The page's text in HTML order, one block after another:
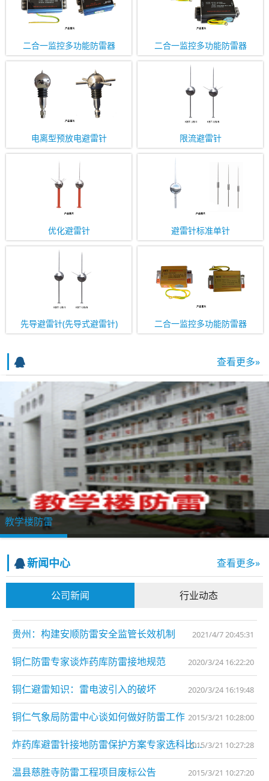
二合一监控多功能防雷器 二合一监控多功能防雷器
电离型预放电避雷针 限流避雷针
优化避雷针 避雷针标准单针
先导避雷针(先导式避雷针) 二合一监控多功能防雷器
查看更多»
教学楼防雷
新闻中心 查看更多»
公司新闻 行业动态
贵州：构建安顺防雷安全监管长效机制 2021/4/7 20:45:31
铜仁防雷专家谈炸药库防雷接地规范 2020/3/24 16:22:20
铜仁避雷知识：雷电波引入的破坏 2020/3/24 16:19:48
铜仁气象局防雷中心谈如何做好防雷工作 2015/3/21 10:28:00
炸药库避雷针接地防雷保护方案专家选科比特防雷
2015/3/21 10:27:28
温县慈胜寺防雷工程项目废标公告 2015/3/21 10:27:20